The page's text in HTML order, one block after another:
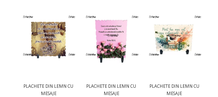
PLACHETE DIN LEMN CU
MESAJE
PLACHETE DIN LEMN CU
MESAJE
PLACHETE DIN LEMN CU
MESAJE